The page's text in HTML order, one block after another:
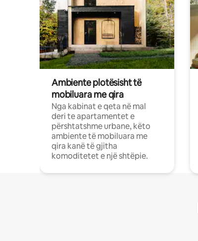
Ambiente plotësisht të
mobiluara me qira
Nga kabinat e qeta në mal
deri te apartamentet e
përshtatshme urbane, këto
ambiente të mobiluara me
qira kanë të gjitha
komoditetet e një shtëpie.